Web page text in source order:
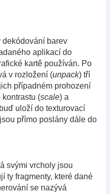
barev
aplikací do
kartě používán. Po
v rozložení (unpack) tří
případném prohození
kontrastu (scale) a
uloží do texturovací
přímo poslány dále do
svými vrcholy jsou
ty fragmenty, které dané
se nazývá